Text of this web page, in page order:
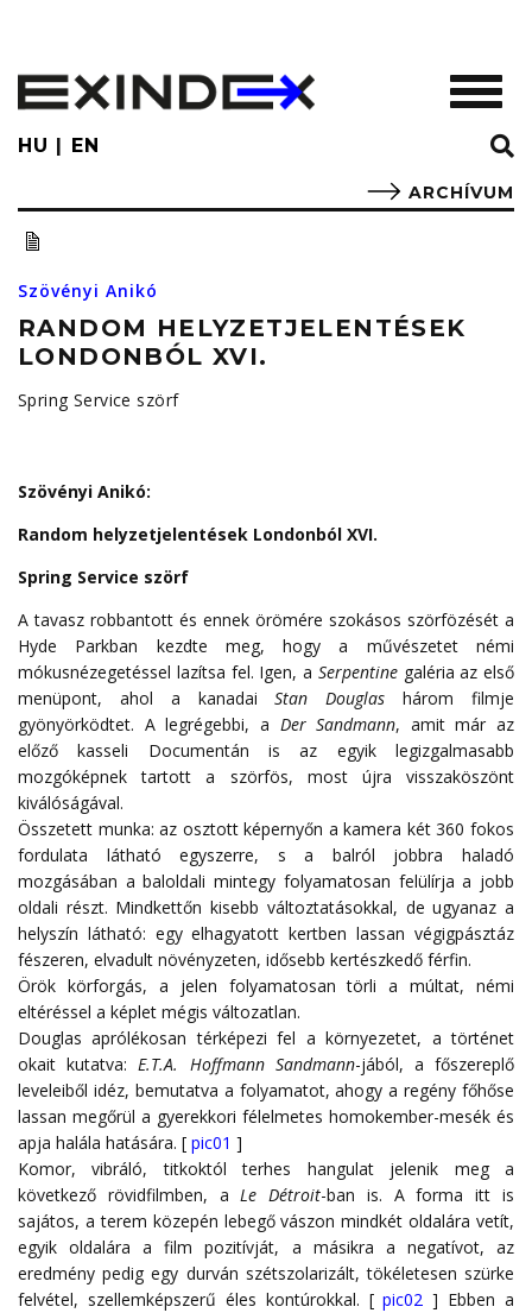
main
content
HU EN
ARCHÍVUM
Szövényi Anikó
RANDOM HELYZETJELENTÉSEK
LONDONBÓL XVI.
Spring Service szörf
Szövényi Anikó:
Random helyzetjelentések Londonból XVI.
Spring Service szörf
A tavasz robbantott és ennek örömére szokásos szörfözését a
Hyde Parkban kezdte meg, hogy a művészetet némi
mókusnézegetéssel lazítsa fel. Igen, a Serpentinegaléria az első
menüpont, ahol a kanadaiStan Douglas három filmje
gyönyörködtet. A legrégebbi, a Der Sandmann, amit már az
előző kasseli Documentán is az egyik legizgalmasabb
mozgóképnek tartott a szörfös, most újra visszaköszönt
kiválóságával.
Összetett munka: az osztott képernyőn a kamera két 360 fokos
fordulata látható egyszerre, s a balról jobbra haladó
mozgásában a baloldali mintegy folyamatosan felülírja a jobb
oldali részt. Mindkettőn kisebb változtatásokkal, de ugyanaz a
helyszín látható: egy elhagyatott kertben lassan végigpásztáz
fészeren, elvadult növényzeten, idősebb kertészkedő férfin.
Örök körforgás, a jelen folyamatosan törli a múltat, némi
eltéréssel a képlet mégis változatlan.
Douglas aprólékosan térképezi fel a környezetet, a történet
okait kutatva:E.T.A. Hoffmann Sandmann-jából, a főszereplő
leveleiből idéz, bemutatva a folyamatot, ahogy a regény főhőse
lassan megőrül a gyerekkori félelmetes homokember-mesék és
apja halála hatására. [ pic01 ]
Komor, vibráló, titkoktól terhes hangulat jelenik meg a
következő rövidfilmben, aLe Détroit-ban is. A forma itt is
sajátos, a terem közepén lebegő vászon mindkét oldalára vetít,
egyik oldalára a film pozitívját, a másikra a negatívot, az
eredmény pedig egy durván szétszolarizált, tökéletesen szürke
felvétel, szellemképszerű éles kontúrokkal. [pic02 ] Ebben a